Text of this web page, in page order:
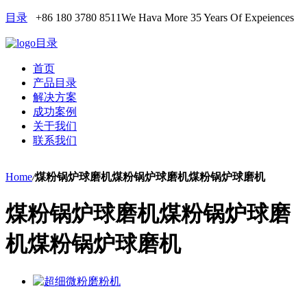
目录 +86 180 3780 8511We Hava More 35 Years Of Expeiences
目录
首页
产品目录
解决方案
成功案例
关于我们
联系我们
Home/煤粉锅炉球磨机煤粉锅炉球磨机煤粉锅炉球磨机
煤粉锅炉球磨机煤粉锅炉球磨
机煤粉锅炉球磨机